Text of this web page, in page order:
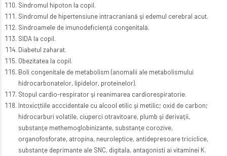
Sindromul hipoton la copil.
Sindromul de hipertensiune intracraniană şi edemul cerebral acut.
Sindroamele de imunodeficienţă congenitală.
SIDA la copil.
Diabetul zaharat.
Obezitatea la copil.
Boli congenitale de metabolism (anomalii ale metabolismului
hidrocarbonatelor, lipidelor, proteinelor).
Stopul cardio-respirator şi reanimarea cardiorespiratorie.
Intoxicţtiile acccidentale cu alcool etilic şi metilic; oxid de carbon;
hidrocarburi volatile, ciuperci otravitoare, plumb şi derivaţii,
substanţe methemoglobinizante, substanţe corozive,
organofosforate, atropina, neuroleptice, antidepresoare triciclice,
substanţe deprimante ale SNC, digitala, antagonisti ai vitaminei K.